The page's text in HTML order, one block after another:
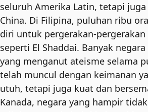
seluruh Amerika Latin, tetapi
China. Di Filipina, puluhan ribu
diri untuk pergerakan-pergerakan
seperti El Shaddai. Banyak
yang menganut ateisme selama
telah muncul dengan keimanan
utuh, tetapi juga kuat dan
Kanada, negara yang hampir